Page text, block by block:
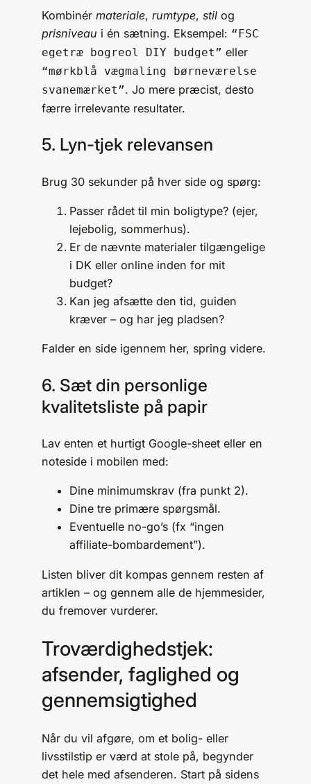
Kombinér materiale, rumtype, stil og
prisniveau i én sætning. Eksempel: “FSC
egetræ bogreol DIY budget” eller
“mørkblå vægmaling børneværelse
svanemærket”. Jo mere præcist, desto
færre irrelevante resultater.
5. Lyn-tjek relevansen
Brug 30 sekunder på hver side og spørg:
Passer rådet til min boligtype? (ejer,
lejebolig, sommerhus).
Er de nævnte materialer tilgængelige
i DK eller online inden for mit
budget?
Kan jeg afsætte den tid, guiden
kræver – og har jeg pladsen?
Falder en side igennem her, spring videre.
6. Sæt din personlige
kvalitetsliste på papir
Lav enten et hurtigt Google-sheet eller en
noteside i mobilen med:
Dine minimumskrav (fra punkt 2).
Dine tre primære spørgsmål.
Eventuelle no-go’s (fx “ingen
affiliate-bombardement”).
Listen bliver dit kompas gennem resten af
artiklen – og gennem alle de hjemmesider,
du fremover vurderer.
Troværdighedstjek:
afsender, faglighed og
gennemsigtighed
Når du vil afgøre, om et bolig- eller
livsstilstip er værd at stole på, begynder
det hele med afsenderen. Start på sidens